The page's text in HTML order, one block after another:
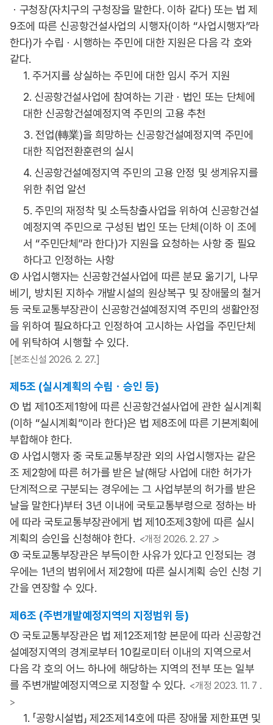
ㆍ구청장(자치구의 구청장을 말한다. 이하 같다) 또는 법 제
9조에 따른 신공항건설사업의 시행자(이하 “사업시행자”라
한다)가 수립ㆍ시행하는 주민에 대한 지원은 다음 각 호와
같다.
1. 주거지를 상실하는 주민에 대한 임시 주거 지원
2. 신공항건설사업에 참여하는 기관ㆍ법인 또는 단체에
대한 신공항건설예정지역 주민의 고용 추천
3. 전업(轉業)을 희망하는 신공항건설예정지역 주민에
대한 직업전환훈련의 실시
4. 신공항건설예정지역 주민의 고용 안정 및 생계유지를
위한 취업 알선
5. 주민의 재정착 및 소득창출사업을 위하여 신공항건설
예정지역 주민으로 구성된 법인 또는 단체(이하 이 조에
서 “주민단체”라 한다)가 지원을 요청하는 사항 중 필요
하다고 인정하는 사항
② 사업시행자는 신공항건설사업에 따른 분묘 옮기기, 나무
베기, 방치된 지하수 개발시설의 원상복구 및 장애물의 철거
등 국토교통부장관이 신공항건설예정지역 주민의 생활안정
을 위하여 필요하다고 인정하여 고시하는 사업을 주민단체
에 위탁하여 시행할 수 있다.
[본조신설 2026. 2. 27.]
제5조 (실시계획의 수립ㆍ승인 등)
① 법 제10조제1항에 따른 신공항건설사업에 관한 실시계획
(이하 “실시계획”이라 한다)은 법 제8조에 따른 기본계획에
부합해야 한다.
② 사업시행자 중 국토교통부장관 외의 사업시행자는 같은
조 제2항에 따른 허가를 받은 날(해당 사업에 대한 허가가
단계적으로 구분되는 경우에는 그 사업부분의 허가를 받은
날을 말한다)부터 3년 이내에 국토교통부령으로 정하는 바
에 따라 국토교통부장관에게 법 제10조제3항에 따른 실시
계획의 승인을 신청해야 한다. <개정 2026. 2. 27 .>
③ 국토교통부장관은 부득이한 사유가 있다고 인정되는 경
우에는 1년의 범위에서 제2항에 따른 실시계획 승인 신청 기
간을 연장할 수 있다.
제6조 (주변개발예정지역의 지정범위 등)
① 국토교통부장관은 법 제12조제1항 본문에 따라 신공항건
설예정지역의 경계로부터 10킬로미터 이내의 지역으로서
다음 각 호의 어느 하나에 해당하는 지역의 전부 또는 일부
를 주변개발예정지역으로 지정할 수 있다. <개정 2023. 11. 7 .
>
1. 「공항시설법」 제2조제14호에 따른 장애물 제한표면 및